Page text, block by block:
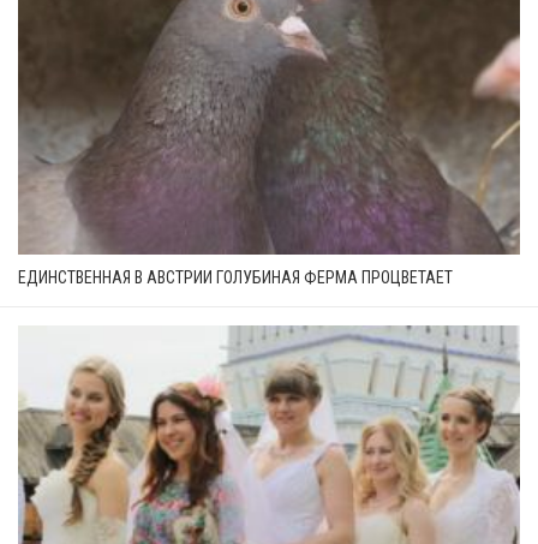
ЕДИНСТВЕННАЯ В АВСТРИИ ГОЛУБИНАЯ ФЕРМА ПРОЦВЕТАЕТ